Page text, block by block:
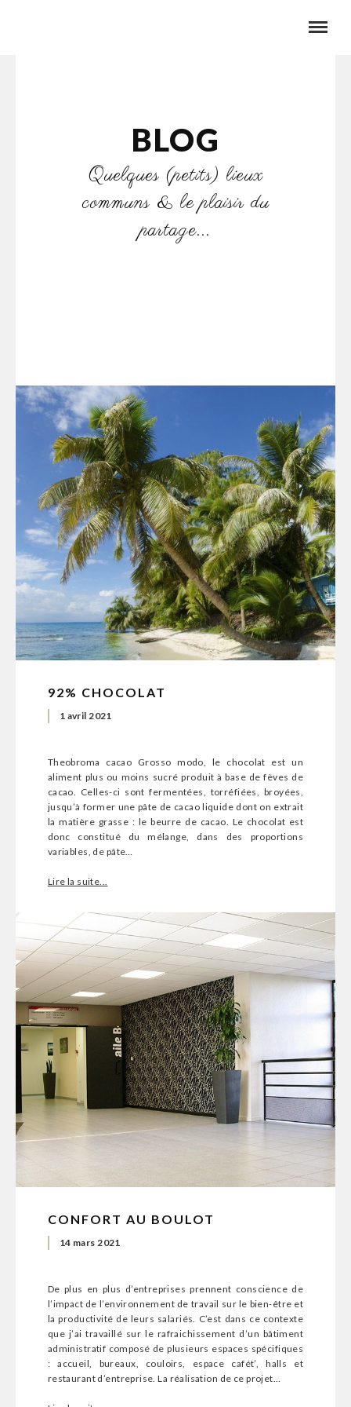
BLOG
Quelques (petits) lieux
communs & le plaisir du
partage...
92% CHOCOLAT
1 avril 2021
Theobroma cacao Grosso modo, le chocolat est un
aliment plus ou moins sucré produit à base de fèves de
cacao. Celles-ci sont fermentées, torréfiées, broyées,
jusqu’à former une pâte de cacao liquide dont on extrait
la matière grasse : le beurre de cacao. Le chocolat est
donc constitué du mélange, dans des proportions
variables, de pâte…
Lire la suite...
CONFORT AU BOULOT
14 mars 2021
De plus en plus d’entreprises prennent conscience de
l’impact de l’environnement de travail sur le bien-être et
la productivité de leurs salariés. C’est dans ce contexte
que j’ai travaillé sur le rafraichissement d’un bâtiment
administratif composé de plusieurs espaces spécifiques
: accueil, bureaux, couloirs, espace cafét’, halls et
restaurant d’entreprise. La réalisation de ce projet…